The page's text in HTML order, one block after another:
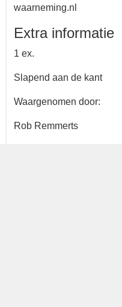
Gehoord via
waarneming.nl
Extra informatie
1 ex.
Slapend aan de kant
Waargenomen door: